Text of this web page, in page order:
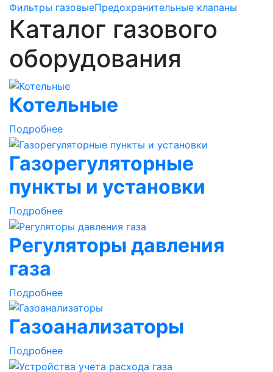
Фильтры газовыеПредохранительные клапаны
Каталог газового
оборудования
Котельные
Подробнее
Газорегуляторные
пункты и установки
Подробнее
Регуляторы давления
газа
Подробнее
Газоанализаторы
Подробнее